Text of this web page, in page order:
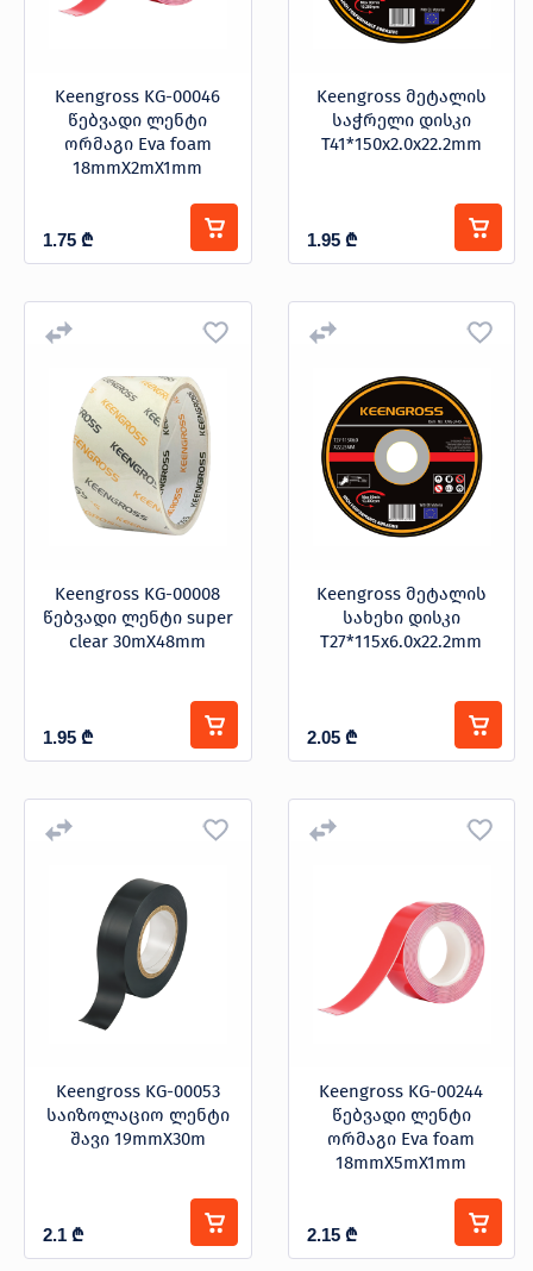
Keengross KG-00046
წებვადი ლენტი
ორმაგი Eva foam
18mmX2mX1mm
1.75 ₾
Keengross მეტალის
საჭრელი დისკი
T41*150x2.0x22.2mm
1.95 ₾
Keengross KG-00008
წებვადი ლენტი super
clear 30mX48mm
1.95 ₾
Keengross მეტალის
სახეხი დისკი
T27*115x6.0x22.2mm
2.05 ₾
Keengross KG-00053
საიზოლაციო ლენტი
შავი 19mmX30m
2.1 ₾
Keengross KG-00244
წებვადი ლენტი
ორმაგი Eva foam
18mmX5mX1mm
2.15 ₾